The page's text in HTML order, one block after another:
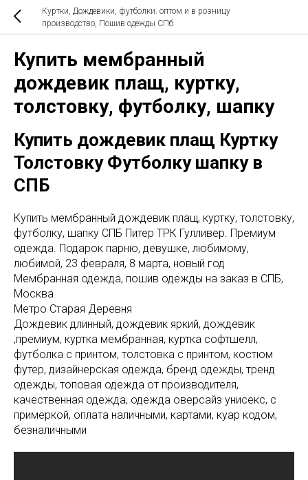
Куртки, Дождевики, футболки. оптом и в розницу
производство, Пошив одежды СПб
Купить мембранный
дождевик плащ, куртку,
толстовку, футболку, шапку
Купить дождевик плащ Куртку
Толстовку Футболку шапку в
СПБ
Купить мембранный дождевик плащ, куртку, толстовку,
футболку, шапку СПБ Питер ТРК Гулливер. Премиум
одежда. Подарок парню, девушке, любимому,
любимой, 23 февраля, 8 марта, новый год
Мембранная одежда, пошив одежды на заказ в СПБ,
Москва
Метро Старая Деревня
Дождевик длинный, дождевик яркий, дождевик
,премиум, куртка мембранная, куртка софтшелл,
футболка с принтом, толстовка с принтом, костюм
футер, дизайнерская одежда, бренд одежды, тренд
одежды, топовая одежда от производителя,
качественная одежда, одежда оверсайз унисекс, с
примеркой, оплата наличными, картами, куар кодом,
безналичными